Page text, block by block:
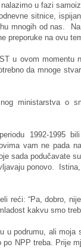
u fazi
sitnice,
mnogih od nas.
preporuke na ovu
u ovom momentu
da mnoge
ministarstva o
1992-1995
vam ne pada
sada podučavate
ponovo.
reći: “Pa, dobro,
kakvu smo
u podrumu, ali
NPP treba. Prije